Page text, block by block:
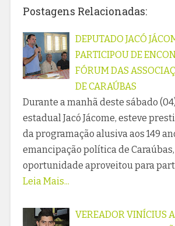
Postagens Relacionadas:
DEPUTADO JACÓ
PARTICIPOU DE
FÓRUM DAS
DE CARAÚBAS
Durante a manhã deste sábado
estadual Jacó Jácome, esteve
da programação alusiva aos 149
emancipação política de
oportunidade aproveitou para
Leia Mais...
VEREADOR VINÍCIUS